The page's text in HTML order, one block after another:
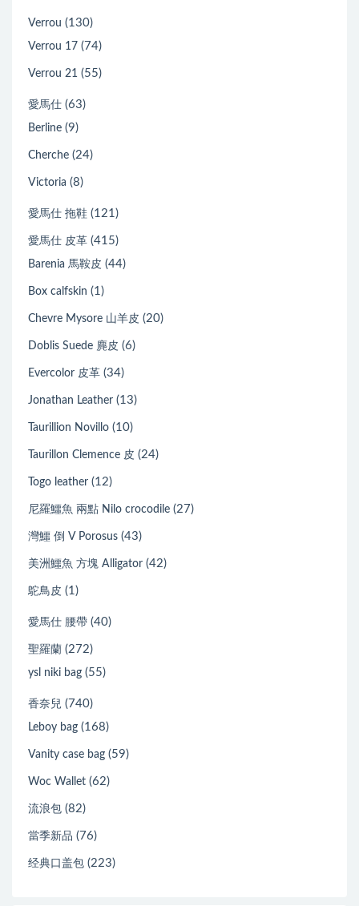
Verrou (130)
Verrou 17 (74)
Verrou 21 (55)
愛馬仕 (63)
Berline (9)
Cherche (24)
Victoria (8)
愛馬仕 拖鞋 (121)
愛馬仕 皮革 (415)
Barenia 馬鞍皮 (44)
Box calfskin (1)
Chevre Mysore 山羊皮 (20)
Doblis Suede 麂皮 (6)
Evercolor 皮革 (34)
Jonathan Leather (13)
Taurillion Novillo (10)
Taurillon Clemence 皮 (24)
Togo leather (12)
尼羅鱷魚 兩點 Nilo crocodile (27)
灣鱷 倒 V Porosus (43)
美洲鱷魚 方塊 Alligator (42)
鴕鳥皮 (1)
愛馬仕 腰帶 (40)
聖羅蘭 (272)
ysl niki bag (55)
香奈兒 (740)
Leboy bag (168)
Vanity case bag (59)
Woc Wallet (62)
流浪包 (82)
當季新品 (76)
经典口盖包 (223)